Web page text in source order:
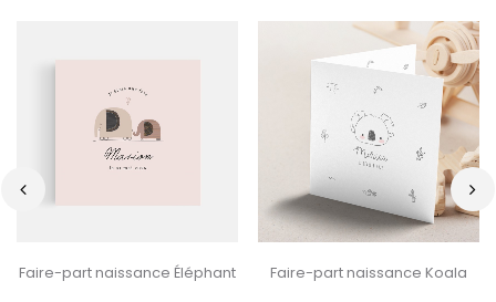
Faire-part naissance Éléphant Faire-part naissance Koala